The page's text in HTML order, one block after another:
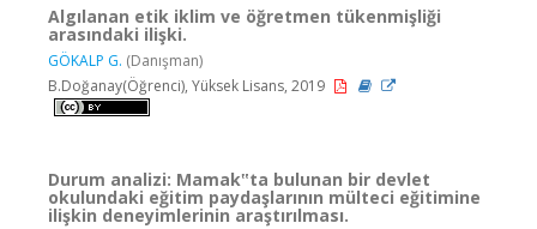
Algılanan etik iklim ve öğretmen tükenmişliği
arasındaki ilişki.
GÖKALP G. (Danışman)
B.Doğanay(Öğrenci), Yüksek Lisans, 2019
Durum analizi: Mamak‟ta bulunan bir devlet
okulundaki eğitim paydaşlarının mülteci eğitimine
ilişkin deneyimlerinin araştırılması.